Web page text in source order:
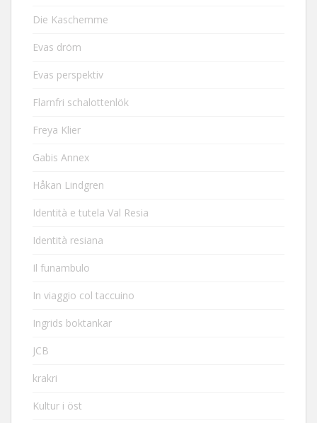
Die Kaschemme
Evas dröm
Evas perspektiv
Flarnfri schalottenlök
Freya Klier
Gabis Annex
Håkan Lindgren
Identità e tutela Val Resia
Identità resiana
Il funambulo
In viaggio col taccuino
Ingrids boktankar
JCB
krakri
Kultur i öst